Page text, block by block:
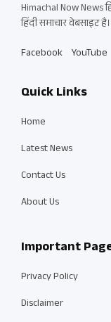
Himachal Now News
हिंदी समाचार वेबसाइट है।
Facebook YouTube
Quick Links
Home
Latest News
Contact Us
About Us
Important
Privacy Policy
Disclaimer